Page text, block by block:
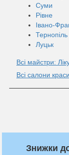
Суми
Рівне
Івано-
Тернопіль
Луцьк
Всі майстри:
Всі салони
Знижки